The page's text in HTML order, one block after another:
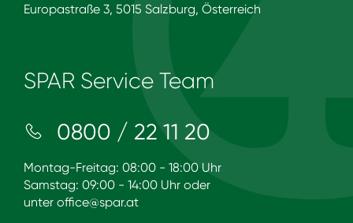
Europastraße 3, 5015 Salzburg, Österreich
SPAR Service Team
0800 / 22 11 20
Montag-Freitag: 08:00 - 18:00 Uhr
Samstag: 09:00 - 14:00 Uhr oder
unter office@spar.at